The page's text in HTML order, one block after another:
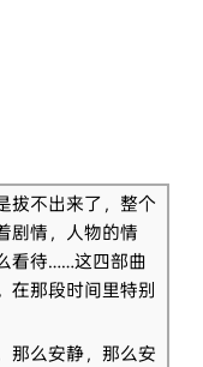
拔不出来了，整个
剧情，人物的情
看待……这四部曲
在那段时间里特别
那么安静，那么安